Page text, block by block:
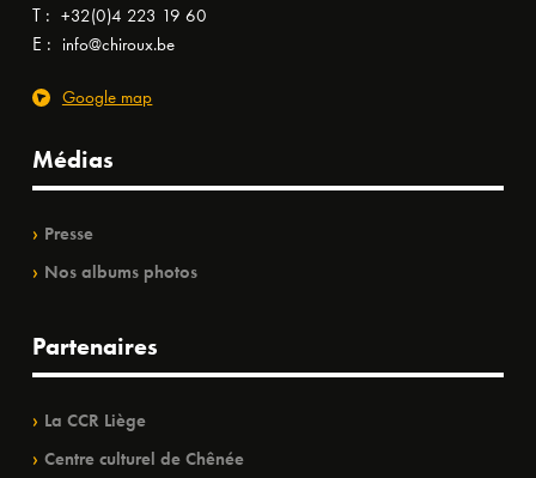
T : +32(0)4 223 19 60
E : info@chiroux.be
Google map
Médias
Presse
Nos albums photos
Partenaires
La CCR Liège
Centre culturel de Chênée